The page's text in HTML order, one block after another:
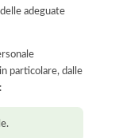
adeguate
particolare, dalle